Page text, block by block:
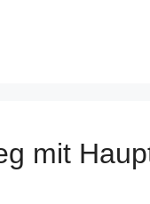
mit